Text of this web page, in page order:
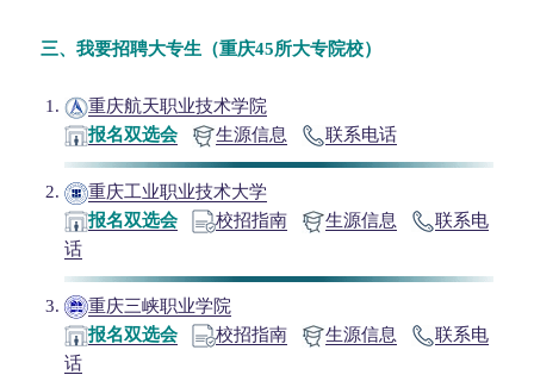
三、我要招聘大专生（重庆45所大专院校）
重庆航天职业技术学院
报名双选会
生源信息 联系电话
重庆工业职业技术大学
报名双选会
校招指南 生源信息
联系电
话
重庆三峡职业学院
报名双选会
校招指南 生源信息
联系电
话